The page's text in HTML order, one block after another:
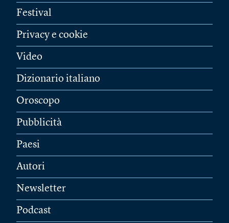
Festival
Privacy e cookie
Video
Dizionario italiano
Oroscopo
Pubblicità
Paesi
Autori
Newsletter
Podcast